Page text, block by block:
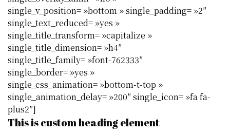
single_v_position= »bottom » single_padding= »2″
single_text_reduced= »yes »
single_title_transform= »capitalize »
single_title_dimension= »h4″
single_title_family= »font-762333″
single_border= »yes »
single_css_animation= »bottom-t-top »
single_animation_delay= »200″ single_icon= »fa fa-
plus2″]
This is custom heading element